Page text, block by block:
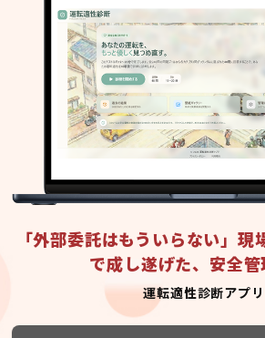
「外部委託はもういらない」現
で成し遂げた、安全管
運転適性診断アプリ